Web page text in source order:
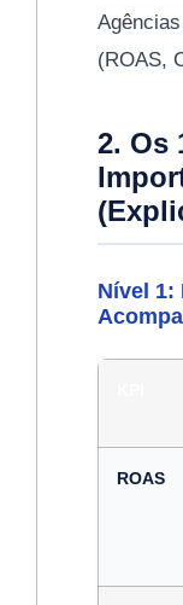
(ROAS,
2. Os
Nível 1:
ROAS